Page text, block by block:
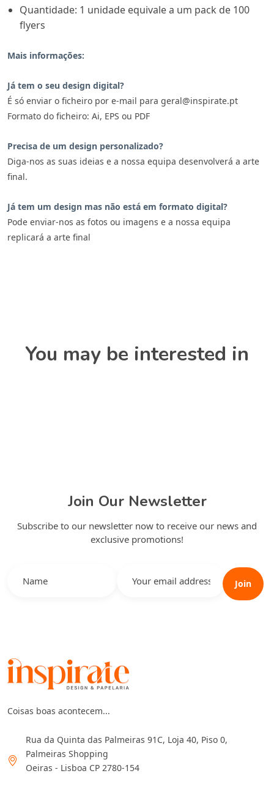
Quantidade: 1 unidade equivale a um pack de 100
flyers
Mais informações:
Já tem o seu design digital?
É só enviar o ficheiro por e-mail para geral@inspirate.pt
Formato do ficheiro: Ai, EPS ou PDF
Precisa de um design personalizado?
Diga-nos as suas ideias e a nossa equipa desenvolverá a arte
final.
Já tem um design mas não está em formato digital?
Pode enviar-nos as fotos ou imagens e a nossa equipa
replicará a arte final
You may be interested in
Join Our Newsletter
Subscribe to our newsletter now to receive our news and
exclusive promotions!
Join
Coisas boas acontecem...
Rua da Quinta das Palmeiras 91C, Loja 40, Piso 0,
Palmeiras Shopping
Oeiras - Lisboa CP 2780-154